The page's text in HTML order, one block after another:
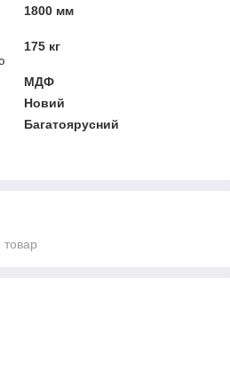
1800 мм
175 кг
МДФ
Новий
Багатоярусний
товар